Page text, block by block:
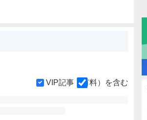
VIP記事（有料）を含む